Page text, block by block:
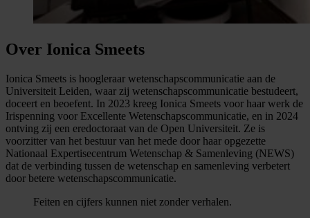
Over Ionica Smeets
Ionica Smeets is hoogleraar wetenschapscommunicatie aan de
Universiteit Leiden, waar zij wetenschapscommunicatie bestudeert,
doceert en beoefent. In 2023 kreeg Ionica Smeets voor haar werk de
Irispenning voor Excellente Wetenschapscommunicatie, en in 2024
ontving zij een eredoctoraat van de Open Universiteit. Ze is
voorzitter van het bestuur van het mede door haar opgezette
Nationaal Expertisecentrum Wetenschap & Samenleving (NEWS)
dat de verbinding tussen de wetenschap en samenleving verbetert
door betere wetenschapscommunicatie.
Feiten en cijfers kunnen niet zonder verhalen.